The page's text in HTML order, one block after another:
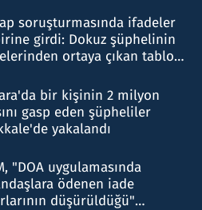
soruşturmasında ifadeler
girdi: Dokuz şüphelinin
ortaya çıkan tablo
bir kişinin 2 milyon
gasp eden şüpheliler
yakalandı
"DOA uygulamasında
ödenen iade
düşürüldüğü"